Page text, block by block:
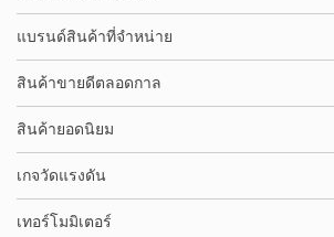
แบรนด์สินค้าที่จำหน่าย
สินค้าขายดีตลอดกาล
สินค้ายอดนิยม
เกจวัดแรงดัน
เทอร์โมมิเตอร์